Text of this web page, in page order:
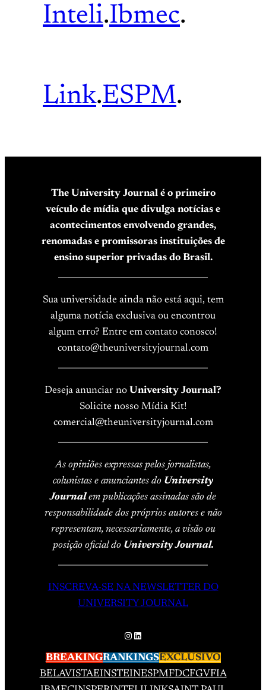
Inteli.Ibmec.
Link.ESPM.
The University Journal é o primeiro
veículo de mídia que divulga notícias e
acontecimentos envolvendo grandes,
renomadas e promissoras instituições de
ensino superior privadas do Brasil.
Sua universidade ainda não está aqui, tem
alguma notícia exclusiva ou encontrou
algum erro? Entre em contato conosco!
contato@theuniversityjournal.com
Deseja anunciar no University Journal?
Solicite nosso Mídia Kit!
comercial@theuniversityjournal.com
As opiniões expressas pelos jornalistas,
colunistas e anunciantes do University
Journalem publicações assinadas são de
responsabilidade dos próprios autores e não
representam, necessariamente, a visão ou
posição oficial do University Journal.
INSCREVA-SE NA NEWSLETTER DO
UNIVERSITY JOURNAL
Instagram
LinkedIn
BREAKINGRANKINGSEXCLUSIVO
BELAVISTAEINSTEINESPMFDCFGVFIA